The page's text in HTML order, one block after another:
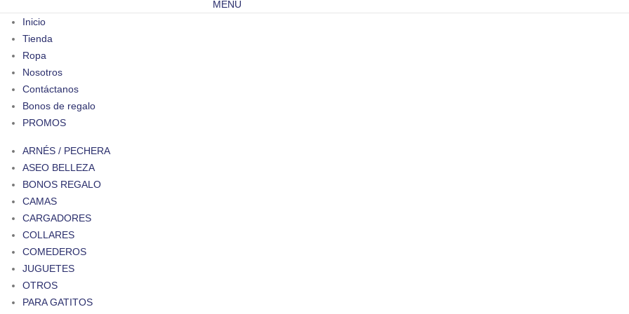
MENÚ
Inicio
Tienda
Ropa
Nosotros
Contáctanos
Bonos de regalo
PROMOS
ARNÉS / PECHERA
ASEO BELLEZA
BONOS REGALO
CAMAS
CARGADORES
COLLARES
COMEDEROS
JUGUETES
OTROS
PARA GATITOS